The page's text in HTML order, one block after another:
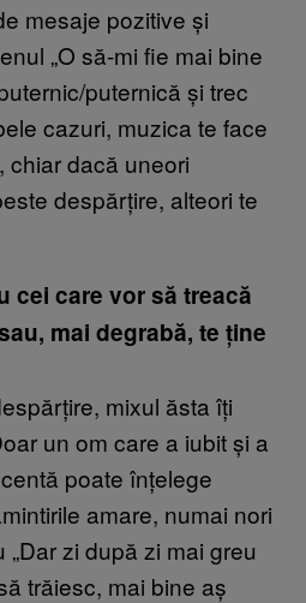
mesaje pozitive și
„O să-mi fie mai bine
puternică și trec
cazuri, muzica te face
chiar dacă uneori
despărțire, alteori te
cei care vor să treacă
mai degrabă, te ține
mixul ăsta îți
un om care a iubit și a
poate înțelege
amare, numai nori
zi după zi mai greu
trăiesc, mai bine aș